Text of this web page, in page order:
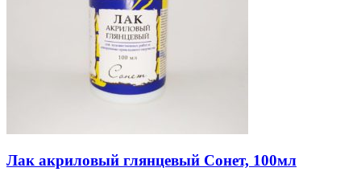
Лак акриловый глянцевый Сонет, 100мл